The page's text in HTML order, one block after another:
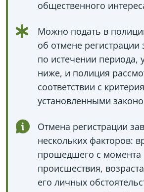
общественного
Можно подать в
об отмене регистрации
по истечении периода,
ниже, и полиция
соответствии с
установленными
Отмена регистрации
нескольких факторов:
прошедшего с момента
происшествия,
его личных